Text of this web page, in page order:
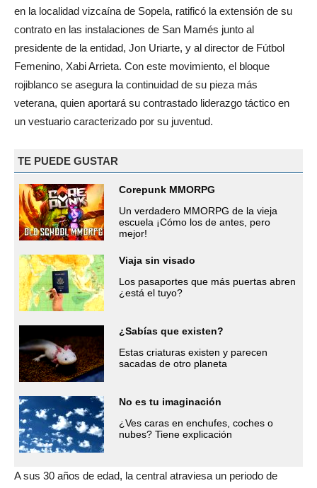
en la localidad vizcaína de Sopela, ratificó la extensión de su
contrato en las instalaciones de San Mamés junto al
presidente de la entidad, Jon Uriarte, y al director de Fútbol
Femenino, Xabi Arrieta. Con este movimiento, el bloque
rojiblanco se asegura la continuidad de su pieza más
veterana, quien aportará su contrastado liderazgo táctico en
un vestuario caracterizado por su juventud.
TE PUEDE GUSTAR
Corepunk MMORPG
Un verdadero MMORPG de la vieja
escuela ¡Cómo los de antes, pero
mejor!
Viaja sin visado
Los pasaportes que más puertas abren
¿está el tuyo?
¿Sabías que existen?
Estas criaturas existen y parecen
sacadas de otro planeta
No es tu imaginación
¿Ves caras en enchufes, coches o
nubes? Tiene explicación
A sus 30 años de edad, la central atraviesa un periodo de